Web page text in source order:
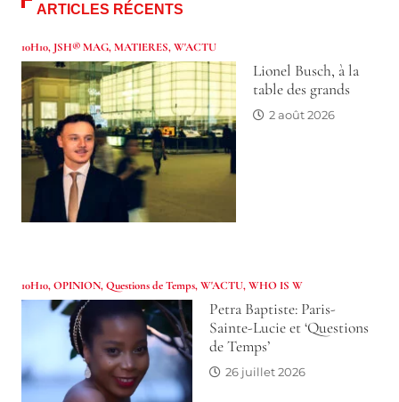
ARTICLES RÉCENTS
10H10, JSH® MAG,MATIERES,W'ACTU
Lionel Busch, à la
table des grands
2 août 2026
10H10,OPINION,Questions de Temps,W'ACTU,WHO IS W
Petra Baptiste: Paris-
Sainte-Lucie et ‘Questions
de Temps’
26 juillet 2026